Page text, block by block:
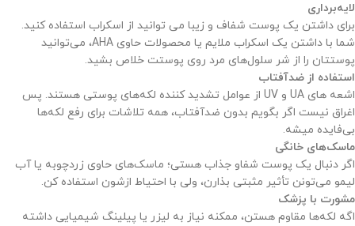
لایه‌برداری
برای داشتن یک پوست شفاف و زیبا می توانید از اسکراب استفاده کنید.
شما با داشتن یک اسکراب ملایم یا محصولات حاوی AHA، می‌توانید
پوستتان را از شر سلول‌های مرد روی پوستت خلاص بشید.
استفاده از ضدآفتاب
اشعه های UA و UV از عوامل تشدید کننده لکه‌های پوستی هستند. پس
اغراق نیست اگر بگویم بدون ضدآفتاب، همه تلاشات برای رفع لکه‌ها
بی‌فایده میشه.
ماسک‌های خانگی
اگر دنبال یک پوست شفاو جذاب هستی؛ ماسک‌های حاوی زردچوبه یا آب
لیمو می‌تونن تأثیر مثبتی بذارن، ولی با احتیاط ازشون استفاده کن.
مشورت با پزشک
اگه لکه‌ها مقاوم هستن، ممکنه نیاز به لیزر یا پیلینگ شیمیایی داشته